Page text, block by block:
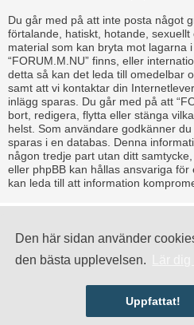
Den här sidan använder
den bästa upplevelsen.
Uppfattat!
Du går med på att inte posta något
förtalande, hatiskt, hotande,
material som kan bryta mot lagarna
“FORUM.M.NU” finns, eller
detta så kan det leda till omedelbar
samt att vi kontaktar din
inlägg sparas. Du går med på att
bort, redigera, flytta eller stänga
helst. Som användare godkänner
sparas i en databas. Denna
någon tredje part utan ditt
eller phpBB kan hållas ansvariga
kan leda till att information
Alla
Swedish translation byphpBB Sweden
Användarvillkor